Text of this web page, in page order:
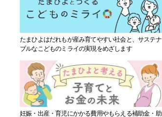
たまひよはだれもが産み育てやすい社会と、サステナ
ブルなこどものミライの実現をめざします
妊娠・出産・育児にかかる費用やもらえる補助金・助